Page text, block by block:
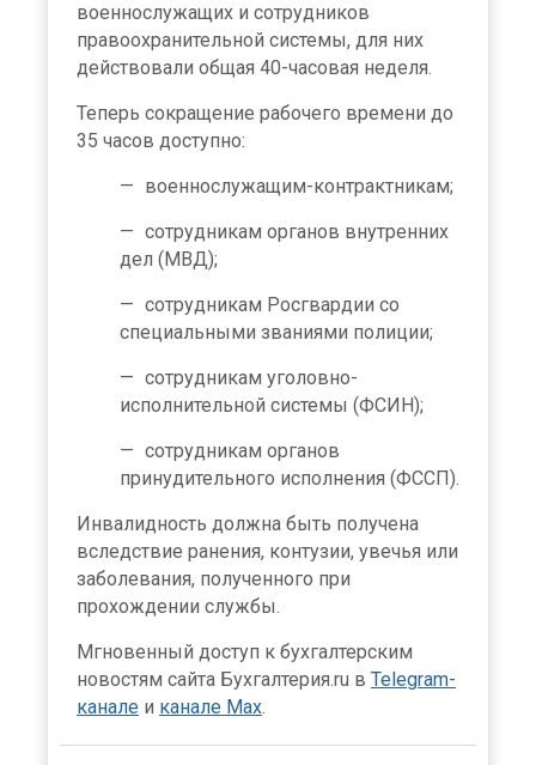
военнослужащих и сотрудников
правоохранительной системы, для них
действовали общая 40-часовая неделя.
Теперь сокращение рабочего времени до
35 часов доступно:
военнослужащим-контрактникам;
сотрудникам органов внутренних
дел (МВД);
сотрудникам Росгвардии со
специальными званиями полиции;
сотрудникам уголовно-
исполнительной системы (ФСИН);
сотрудникам органов
принудительного исполнения (ФССП).
Инвалидность должна быть получена
вследствие ранения, контузии, увечья или
заболевания, полученного при
прохождении службы.
Мгновенный доступ к бухгалтерским
новостям сайта Бухгалтерия.ru в Telegram-
канале и канале Max.